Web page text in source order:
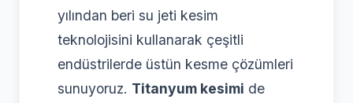
yılından beri su jeti kesim
teknolojisini kullanarak çeşitli
endüstrilerde üstün kesme çözümleri
sunuyoruz. Titanyum kesimi de